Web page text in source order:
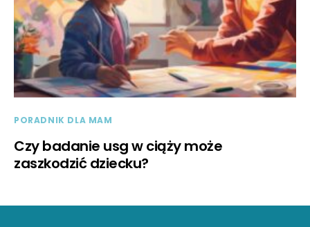
PORADNIK DLA MAM
Czy badanie usg w ciąży może
zaszkodzić dziecku?